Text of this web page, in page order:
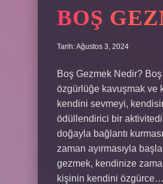
BOŞ
Tarih: Ağustos 3, 2024
Boş Gezmek Nedir?
özgürlüğe kavuşmak ve
kendini sevmeyi,
ödüllendirici bir
doğayla bağlantı
zaman ayırmasıyla
gezmek, kendinize
kişinin kendini özgürce…